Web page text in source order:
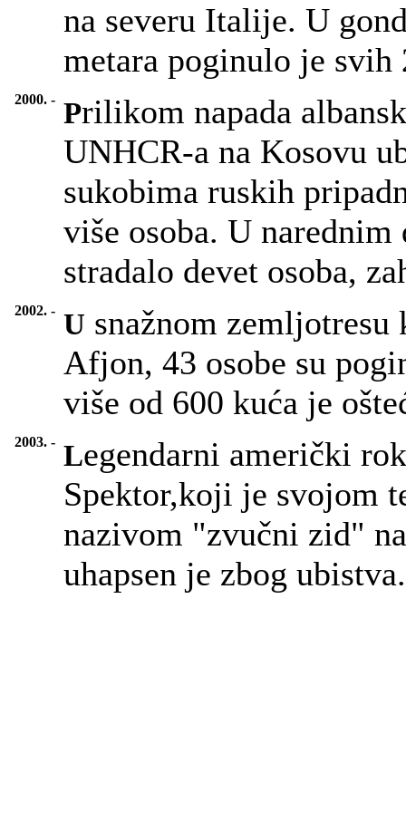
na severu Italije. U
metara poginulo je
2000. - Prilikom napada
UNHCR-a na Kosovu
sukobima ruskih
više osoba. U
stradalo devet osoba,
2002. - U snažnom
Afjon, 43 osobe su
više od 600 kuća je
2003. - Legendarni američki
Spektor,koji je svojom
nazivom "zvučni zid"
uhapsen je zbog ubistva.